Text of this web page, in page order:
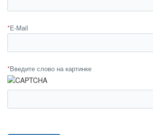
*E-Mail
*Введите слово на картинке